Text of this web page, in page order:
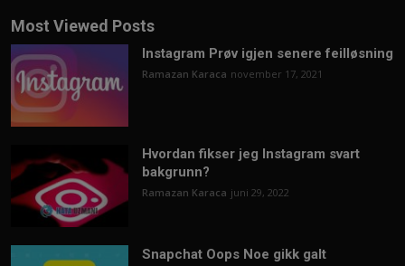
Most Viewed Posts
Instagram Prøv igjen senere feilløsning
Ramazan Karaca november 17, 2021
Hvordan fikser jeg Instagram svart
bakgrunn?
Ramazan Karaca juni 29, 2022
Snapchat Oops Noe gikk galt